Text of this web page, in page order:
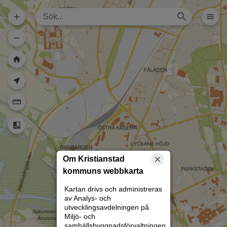
Dela karta (lång
url)
Dela karta
Skriv ut
Om kartan
Kristianstad
Rita
Om Kristianstad
kommuns webbkarta
Kartan drivs och administreras
av Analys- och
utvecklingsavdelningen på
Miljö- och
samhällsbyggnadsförvaltningen.